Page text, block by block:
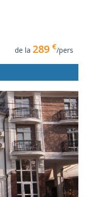
de la 289 €/pers